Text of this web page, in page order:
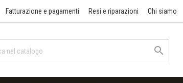
Fatturazione e pagamenti Resi e riparazioni Chi siamo
